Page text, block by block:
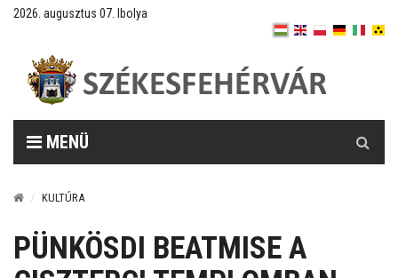
2026. augusztus 07. Ibolya
MENÜ
KULTÚRA
PÜNKÖSDI BEATMISE A